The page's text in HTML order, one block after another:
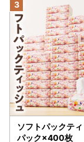
ソフトパックテ
パック×400枚